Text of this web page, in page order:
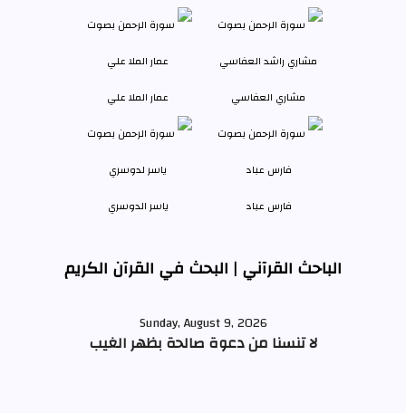
مشاري العفاسي عمار الملا علي
فارس عباد ياسر الدوسري
الباحث القرآني | البحث في القرآن الكريم
Sunday, August 9, 2026
لا تنسنا من دعوة صالحة بظهر الغيب